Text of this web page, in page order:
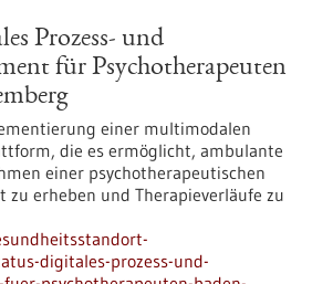
Prozess- und
für Psychotherapeuten
einer multimodalen
die es ermöglicht, ambulante
einer psychotherapeutischen
zu erheben und Therapieverläufe zu
digitales-prozess-und-